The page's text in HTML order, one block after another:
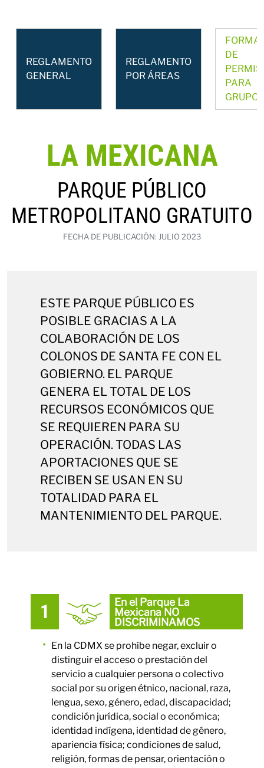
REGLAMENTO
GENERAL
REGLAMENTO
POR ÁREAS
DE
PARA
GRUPOS
LA MEXICANA
PARQUE PÚBLICO
METROPOLITANO GRATUITO
FECHA DE PUBLICACIÓN: JULIO 2023
ESTE PARQUE PÚBLICO ES
POSIBLE GRACIAS A LA
COLABORACIÓN DE LOS
COLONOS DE SANTA FE CON EL
GOBIERNO. EL PARQUE
GENERA EL TOTAL DE LOS
RECURSOS ECONÓMICOS QUE
SE REQUIEREN PARA SU
OPERACIÓN. TODAS LAS
APORTACIONES QUE SE
RECIBEN SE USAN EN SU
TOTALIDAD PARA EL
MANTENIMIENTO DEL PARQUE.
En el Parque La
Mexicana NO
DISCRIMINAMOS
En la CDMX se prohíbe negar, excluir o
distinguir el acceso o prestación del
servicio a cualquier persona o colectivo
social por su origen étnico, nacional, raza,
lengua, sexo, género, edad, discapacidad;
condición jurídica, social o económica;
identidad indígena, identidad de género,
apariencia física; condiciones de salud,
religión, formas de pensar, orientación o